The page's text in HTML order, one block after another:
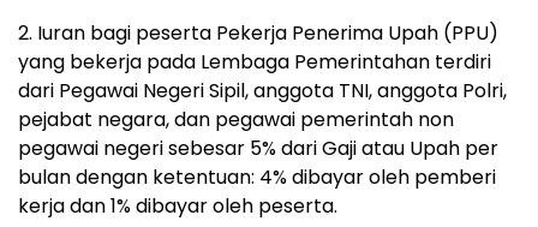
2. Iuran bagi peserta Pekerja Penerima Upah (PPU)
yang bekerja pada Lembaga Pemerintahan terdiri
dari Pegawai Negeri Sipil, anggota TNI, anggota Polri,
pejabat negara, dan pegawai pemerintah non
pegawai negeri sebesar 5% dari Gaji atau Upah per
bulan dengan ketentuan: 4% dibayar oleh pemberi
kerja dan 1% dibayar oleh peserta.